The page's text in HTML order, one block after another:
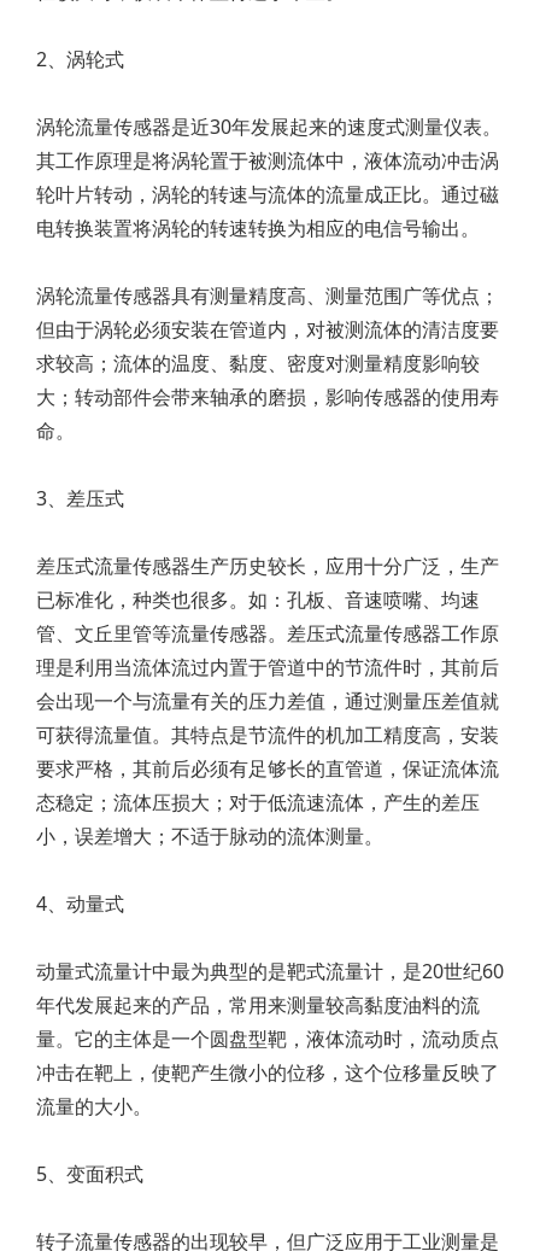
2、涡轮式
涡轮流量传感器是近30年发展起来的速度式测量仪表。
其工作原理是将涡轮置于被测流体中，液体流动冲击涡
轮叶片转动，涡轮的转速与流体的流量成正比。通过磁
电转换装置将涡轮的转速转换为相应的电信号输出。
涡轮流量传感器具有测量精度高、测量范围广等优点；
但由于涡轮必须安装在管道内，对被测流体的清洁度要
求较高；流体的温度、黏度、密度对测量精度影响较
大；转动部件会带来轴承的磨损，影响传感器的使用寿
命。
3、差压式
差压式流量传感器生产历史较长，应用十分广泛，生产
已标准化，种类也很多。如：孔板、音速喷嘴、均速
管、文丘里管等流量传感器。差压式流量传感器工作原
理是利用当流体流过内置于管道中的节流件时，其前后
会出现一个与流量有关的压力差值，通过测量压差值就
可获得流量值。其特点是节流件的机加工精度高，安装
要求严格，其前后必须有足够长的直管道，保证流体流
态稳定；流体压损大；对于低流速流体，产生的差压
小，误差增大；不适于脉动的流体测量。
4、动量式
动量式流量计中最为典型的是靶式流量计，是20世纪60
年代发展起来的产品，常用来测量较高黏度油料的流
量。它的主体是一个圆盘型靶，液体流动时，流动质点
冲击在靶上，使靶产生微小的位移，这个位移量反映了
流量的大小。
5、变面积式
转子流量传感器的出现较早，但广泛应用于工业测量是